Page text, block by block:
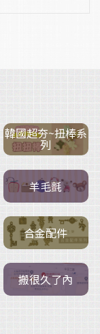
韓國超夯~扭棒系
列
羊毛氈
合金配件
搬很久了內